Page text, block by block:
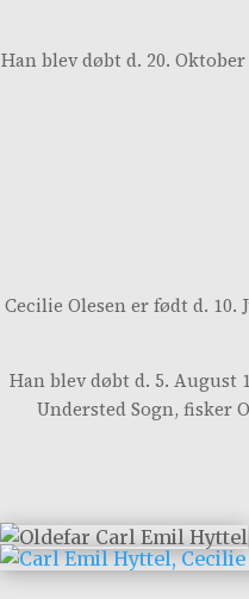
Han blev døbt d. 20.
Cecilie Olesen er født d. 10.
Han blev døbt d. 5. August
Understed Sogn, fisker